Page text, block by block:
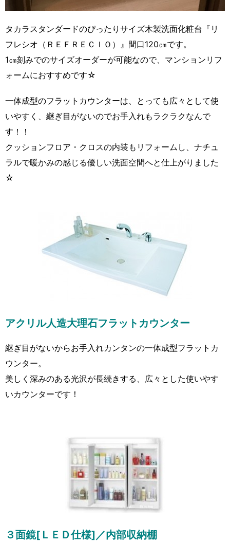
タカラスタンダードのぴったりサイズ木製洗面化粧台『リ
フレシオ（ＲＥＦＲＥＣＩＯ）』間口120㎝です。
1㎝刻みでのサイズオーダーが可能なので、マンションリフ
ォームにおすすめです☆
一体成型のフラットカウンターは、とっても広々として使
いやすく、継ぎ目がないのでお手入れもラクラクなんで
す！！
クッションフロア・クロスの内装もリフォームし、ナチュ
ラルで暖かみの感じる優しい洗面空間へと仕上がりました
☆
アクリル人造大理石フラットカウンター
継ぎ目がないからお手入れカンタンの一体成型フラットカ
ウンター。
美しく深みのある光沢が長続きする、広々とした使いやす
いカウンターです！
３面鏡[ＬＥＤ仕様]／内部収納棚